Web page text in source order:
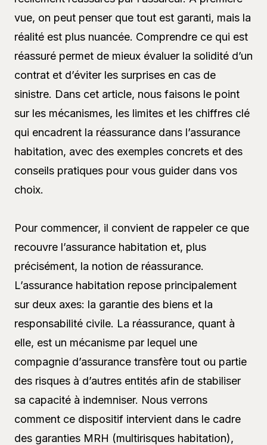
vue, on peut penser que tout est garanti, mais la
réalité est plus nuancée. Comprendre ce qui est
réassuré permet de mieux évaluer la solidité d’un
contrat et d’éviter les surprises en cas de
sinistre. Dans cet article, nous faisons le point
sur les mécanismes, les limites et les chiffres clé
qui encadrent la réassurance dans l’assurance
habitation, avec des exemples concrets et des
conseils pratiques pour vous guider dans vos
choix.
Pour commencer, il convient de rappeler ce que
recouvre l’assurance habitation et, plus
précisément, la notion de réassurance.
L’assurance habitation repose principalement
sur deux axes: la garantie des biens et la
responsabilité civile. La réassurance, quant à
elle, est un mécanisme par lequel une
compagnie d’assurance transfère tout ou partie
des risques à d’autres entités afin de stabiliser
sa capacité à indemniser. Nous verrons
comment ce dispositif intervient dans le cadre
des garanties MRH (multirisques habitation),